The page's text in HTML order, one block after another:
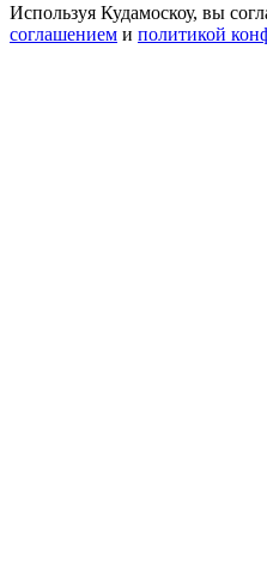
Используя Кудамоскоу, вы
соглашением и политикой